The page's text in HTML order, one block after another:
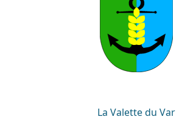
La Valette du Var